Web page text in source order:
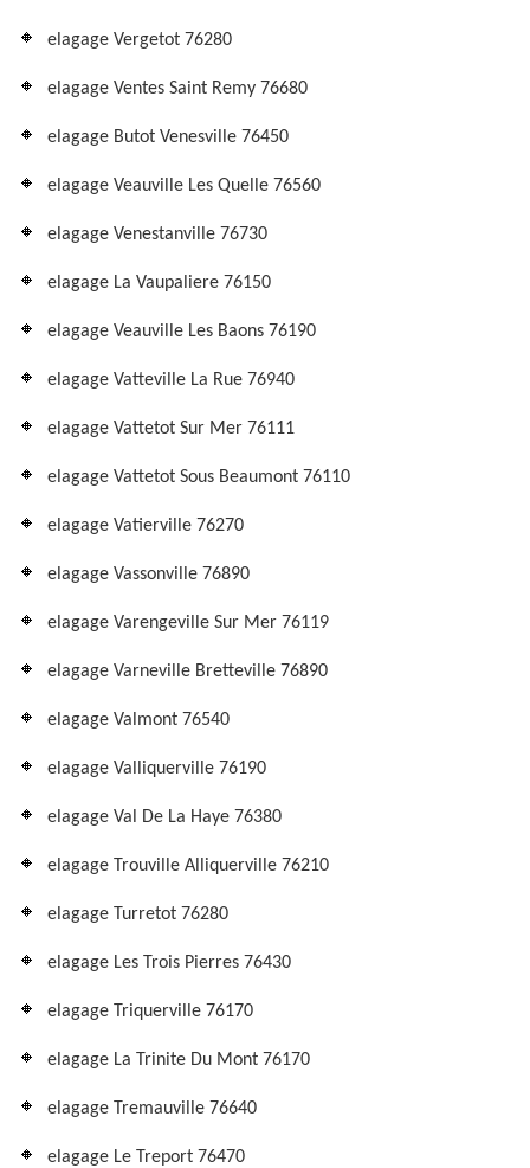
elagage Vergetot 76280
elagage Ventes Saint Remy 76680
elagage Butot Venesville 76450
elagage Veauville Les Quelle 76560
elagage Venestanville 76730
elagage La Vaupaliere 76150
elagage Veauville Les Baons 76190
elagage Vatteville La Rue 76940
elagage Vattetot Sur Mer 76111
elagage Vattetot Sous Beaumont 76110
elagage Vatierville 76270
elagage Vassonville 76890
elagage Varengeville Sur Mer 76119
elagage Varneville Bretteville 76890
elagage Valmont 76540
elagage Valliquerville 76190
elagage Val De La Haye 76380
elagage Trouville Alliquerville 76210
elagage Turretot 76280
elagage Les Trois Pierres 76430
elagage Triquerville 76170
elagage La Trinite Du Mont 76170
elagage Tremauville 76640
elagage Le Treport 76470